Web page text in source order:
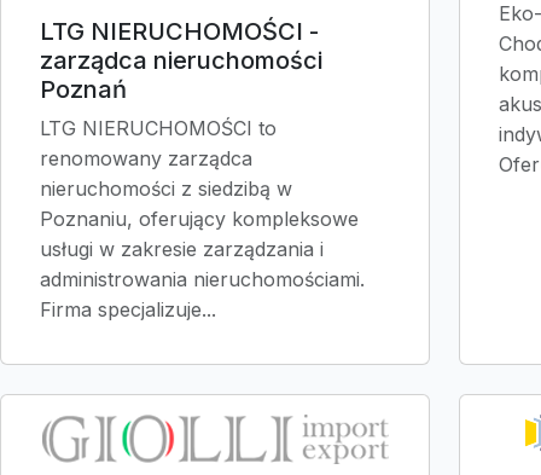
LTG NIERUCHOMOŚCI -
zarządca nieruchomości
Poznań
LTG NIERUCHOMOŚCI to
renomowany zarządca
nieruchomości z siedzibą w
Poznaniu, oferujący kompleksowe
usługi w zakresie zarządzania i
administrowania nieruchomościami.
Firma specjalizuje...